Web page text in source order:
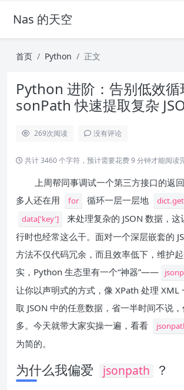
Nas 的天空
首页 Python 正文
Python 进阶：告别低效循
sonPath 快速提取复杂
269次阅读 没有评论
共计 3460 个字符，预计需要花费 9 分钟才能阅读完
上周帮同事调试一个第三方接口的返
多人还在用
for 循环一层一层地
data['key']
来处理复杂的 JSON 数据，
行时也经常这么干。面对一个深层嵌套的
方法不仅代码冗余，而且效率低下，维护
实，Python 生态里有一个“神器”——
让你以声明式的方式，像 XPath 处理 XML
取 JSON 中的任意数据，省一半时间不说
多。今天就带大家实操一遍，看看
为简的。
为什么我偏爱 jsonpath ？